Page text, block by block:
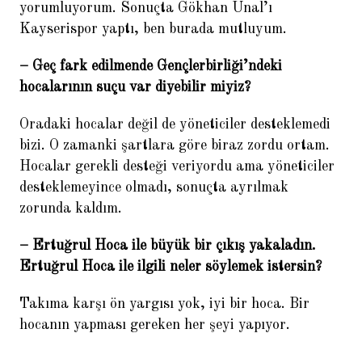
yorumluyorum. Sonuçta Gökhan Ünal’ı
Kayserispor yaptı, ben burada mutluyum.
– Geç fark edilmende Gençlerbirliği’ndeki
hocalarının suçu var diyebilir miyiz?
Oradaki hocalar değil de yöneticiler desteklemedi
bizi. O zamanki şartlara göre biraz zordu ortam.
Hocalar gerekli desteği veriyordu ama yöneticiler
desteklemeyince olmadı, sonuçta ayrılmak
zorunda kaldım.
– Ertuğrul Hoca ile büyük bir çıkış yakaladın.
Ertuğrul Hoca ile ilgili neler söylemek istersin?
Takıma karşı ön yargısı yok, iyi bir hoca. Bir
hocanın yapması gereken her şeyi yapıyor.